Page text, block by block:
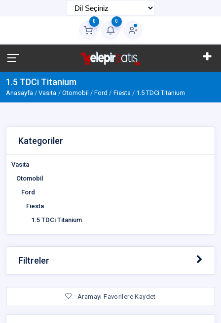
0 0
1.5 TDCi Titanium
Anasayfa Vasıta Otomobil Ford Fiesta 1.5 TDCi Titanium
Kategoriler
Vasıta
Otomobil
Ford
Fiesta
1.5 TDCi Titanium
Filtreler
Aramayı Favorilere Kaydet